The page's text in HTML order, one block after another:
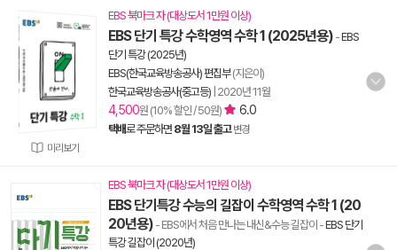
미리보기
EBS 북마크 자 (대상도서 1만원 이상)
EBS 단기 특강 수학영역 수학 1 (2025년용) -EBS
단기 특강 (2025년)
EBS(한국교육방송공사) 편집부(지은이)
한국교육방송공사(중고등) 2020년 11월
4,500원 (10% 할인 / 50원) 6.0
택배로 주문하면 8월 13일 출고 변경
EBS 북마크 자 (대상도서 1만원 이상)
EBS 단기특강 수능의 길잡이 수학영역 수학 1 (20
20년용) - EBS에서 처음 만나는 내신&수능 길잡이 -EBS 단기
특강 길잡이 (2020년)